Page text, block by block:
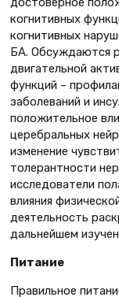
когнитивных
когнитивных
БА. Обсуждаются
двигательной
функций –
заболеваний и
положительное
церебральных
изменение
толерантности
исследователи
влияния
деятельность
дальнейшем
Питание
Правильное